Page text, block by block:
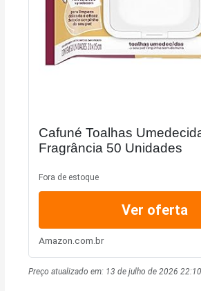
Cafuné Toalhas
Fragrância 50 Unidades
Fora de estoque
Ver oferta
Amazon.com.br
Preço atualizado em: 13 de julho de 2026 22:10